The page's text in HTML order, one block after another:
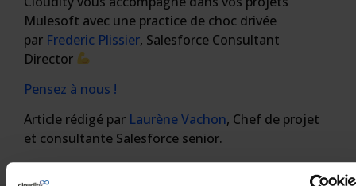
Mulesoft avec une practice de choc drivée
par Frederic Plissier, Salesforce Consultant
Director
Pensez à nous !
Article rédigé par Laurène Vachon, Chef de projet
et consultante Salesforce senior.